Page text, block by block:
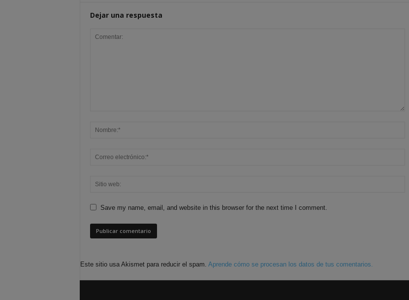
Dejar una respuesta
Save my name, email, and website in this browser for the next time I comment.
Este sitio usa Akismet para reducir el spam. Aprende cómo se procesan los datos de tus comentarios.